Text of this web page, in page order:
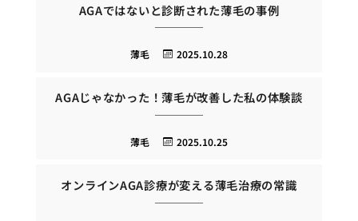
AGAではないと診断された薄毛の事例
2025.10.28
薄毛
AGAじゃなかった！薄毛が改善した私の体験談
2025.10.25
薄毛
オンラインAGA診療が変える薄毛治療の常識